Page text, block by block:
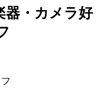
器・カメラ好